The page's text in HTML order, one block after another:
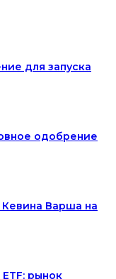
для запуска
одобрение
Варша на
рынок